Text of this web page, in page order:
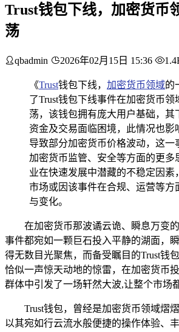
Trust钱包下线，加密货币
荡
qbadmin 2026年02月15日 15:36
《Trust钱包下线， 加密货币领域的
了Trust钱包下线事件在加密货币领
荡，该钱包拥有庞大用户基础，其
资金及交易面临困境，此情况也影
导致部分加密货币价格波动，这一
加密货币监管、安全等方面的更多
业在快速发展中潜藏的不稳定因素
市场或因该事件在合规、运营等方
与变化。
在加密货币那波谲云诡、瞬息万变
事件都宛如一颗巨石投入平静的湖面，
得无数目光聚焦，而备受瞩目的Trust钱
恰似一声惊天动地的惊雷，在加密货币
群体中引发了一场轩然大波,让整个市场
Trust钱包，曾经是加密货币领域熠
以其宛如行云流水般便捷的操作体验、